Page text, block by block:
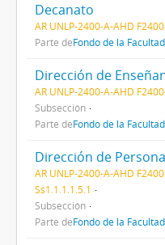
Decanato
AR UNLP-2400-A-AHD
Parte deFondo de la
Dirección de
AR UNLP-2400-A-AHD
Subsección
Parte deFondo de la
Dirección de
AR UNLP-2400-A-AHD
Ss1.1.1.1.5.1
Subsección
Parte deFondo de la